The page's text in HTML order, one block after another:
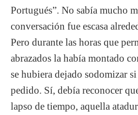
Portugués”. No sabía mucho
conversación fue escasa
Pero durante las horas que
abrazados la había montado
se hubiera dejado sodomizar
pedido. Sí, debía reconocer
lapso de tiempo, aquella